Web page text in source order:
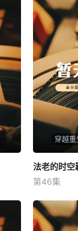
穿越重
法老的
未知
法老的时空
第46集